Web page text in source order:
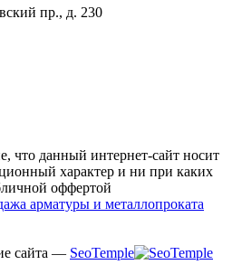
пр., д. 230
что данный интернет-сайт носит
характер и ни при каких
оффертой
арматуры и металлопроката
сайта — SeoTemple